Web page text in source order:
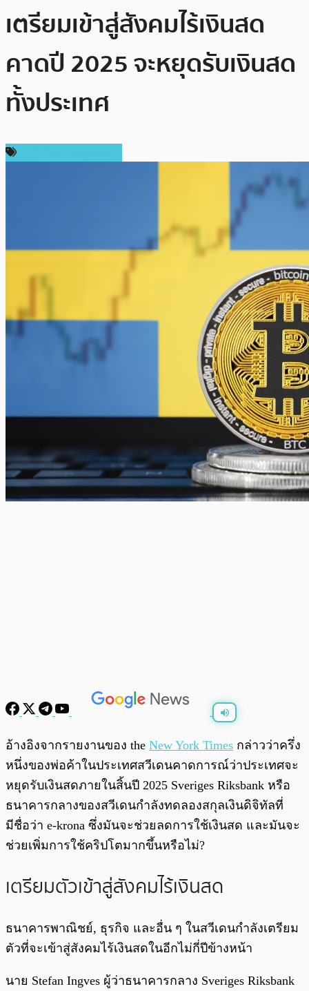
เตรียมเข้าสู่สังคมไร้เงินสด
คาดปี 2025 จะหยุดรับเงินสด
ทั้งประเทศ
/ 0:00
อ้างอิงจากรายงานของ the New York Times กล่าวว่าครึ่ง
หนึ่งของพ่อค้าในประเทศสวีเดนคาดการณ์ว่าประเทศจะ
หยุดรับเงินสดภายในสิ้นปี 2025 Sveriges Riksbank หรือ
ธนาคารกลางของสวีเดนกำลังทดลองสกุลเงินดิจิทัลที่
มีชื่อว่า e-krona ซึ่งมันจะช่วยลดการใช้เงินสด และมันจะ
ช่วยเพิ่มการใช้คริปโตมากขึ้นหรือไม่?
เตรียมตัวเข้าสู่สังคมไร้เงินสด
ธนาคารพาณิชย์, ธุรกิจ และอื่น ๆ ในสวีเดนกำลังเตรียม
ตัวที่จะเข้าสู่สังคมไร้เงินสดในอีกไม่กี่ปีข้างหน้า
นาย Stefan Ingves ผู้ว่าธนาคารกลาง Sveriges Riksbank